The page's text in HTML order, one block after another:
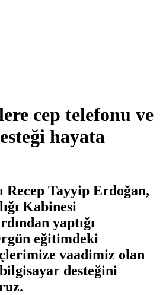
cep telefonu ve
hayata
Recep Tayyip Erdoğan,
Kabinesi
yaptığı
eğitimdeki
vaadimiz olan
desteğini